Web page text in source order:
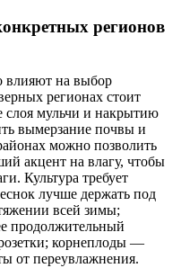
регионов
влияют на выбор
регионах стоит
слоя мульчи и накрытию
вымерзание почвы и
можно позволить
акцент на влагу, чтобы
Культура требует
лучше держать под
всей зимы;
продолжительный
корнеплоды —
от переувлажнения.